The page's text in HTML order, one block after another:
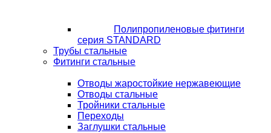
Полипропиленовые фитинги
серия STANDARD
Трубы стальные
Фитинги стальные
Отводы жаростойкие нержавеющие
Отводы стальные
Тройники стальные
Переходы
Заглушки стальные